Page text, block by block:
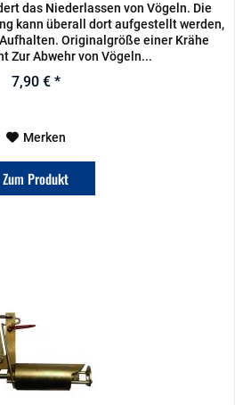
das Niederlassen von Vögeln. Die
kann überall dort aufgestellt werden,
Originalgröße einer Krähe
Zur Abwehr von Vögeln...
7,90 € *
Merken
Zum Produkt